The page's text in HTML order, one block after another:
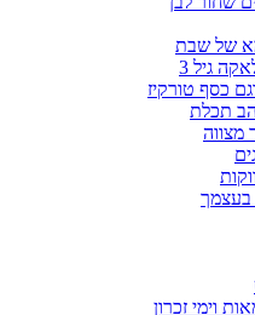
של שבת
גיל 3
כסף טורקיז
תכלת
מצווה
בעצמך
וימי זכרון